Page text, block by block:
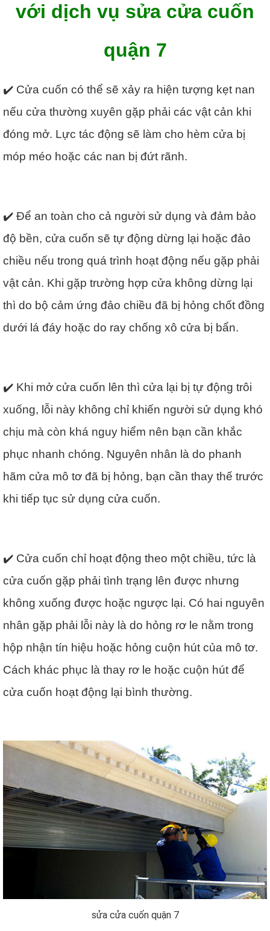
với dịch vụ sửa cửa cuốn
quận 7
✔️ Cửa cuốn có thể sẽ xảy ra hiện tượng kẹt nan
nếu cửa thường xuyên gặp phải các vật cản khi
đóng mở. Lực tác động sẽ làm cho hèm cửa bị
móp méo hoặc các nan bị đứt rãnh.
✔️ Để an toàn cho cả người sử dụng và đảm bảo
độ bền, cửa cuốn sẽ tự động dừng lại hoặc đảo
chiều nếu trong quá trình hoạt động nếu gặp phải
vật cản. Khi gặp trường hợp cửa không dừng lại
thì do bộ cảm ứng đảo chiều đã bị hỏng chốt đồng
dưới lá đáy hoặc do ray chống xô cửa bị bẩn.
✔️ Khi mở cửa cuốn lên thì cửa lại bị tự động trôi
xuống, lỗi này không chỉ khiến người sử dụng khó
chịu mà còn khá nguy hiểm nên bạn cần khắc
phục nhanh chóng. Nguyên nhân là do phanh
hãm cửa mô tơ đã bị hỏng, bạn cần thay thế trước
khi tiếp tục sử dụng cửa cuốn.
✔️ Cửa cuốn chỉ hoạt động theo một chiều, tức là
cửa cuốn gặp phải tình trạng lên được nhưng
không xuống được hoặc ngược lại. Có hai nguyên
nhân gặp phải lỗi này là do hỏng rơ le nằm trong
hộp nhận tín hiệu hoặc hỏng cuộn hút của mô tơ.
Cách khác phục là thay rơ le hoặc cuộn hút để
cửa cuốn hoạt động lại bình thường.
sửa cửa cuốn quận 7